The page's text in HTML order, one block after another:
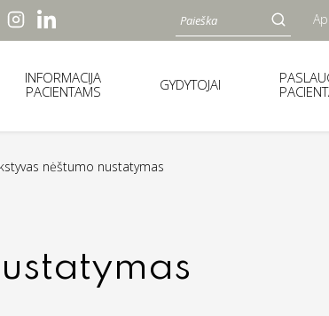
INFORMACIJA
PACIENTAMS
GYDYTOJAI
nėštumo nustatymas